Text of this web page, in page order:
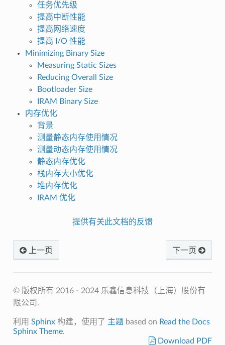
任务优先级
提高中断性能
提高网络速度
提高 I/O 性能
Minimizing Binary Size
Measuring Static Sizes
Reducing Overall Size
Bootloader Size
IRAM Binary Size
内存优化
背景
测量静态内存使用情况
测量动态内存使用情况
静态内存优化
栈内存大小优化
堆内存优化
IRAM 优化
提供有关此文档的反馈
上一页 下一页
© 版权所有 2016 - 2024 乐鑫信息科技（上海）股份有
限公司.
利用 Sphinx构建，使用了 主题 based on Read the Docs
Sphinx Theme.
Download PDF